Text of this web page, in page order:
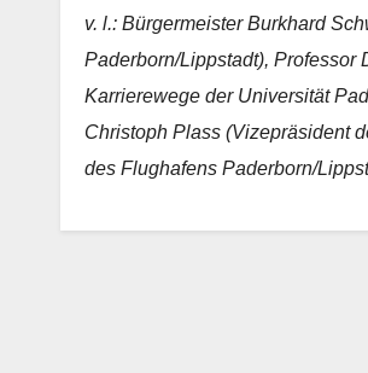
v. l.: Bürgermeister Burkhard
Paderborn/Lippstadt), Professor
Karrierewege der Universität
Christoph Plass (Vizepräsident
des Flughafens Paderborn/